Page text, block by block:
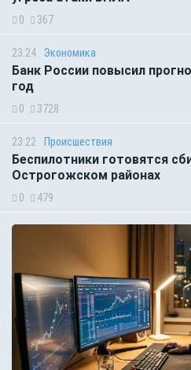
0 367
23:24 Экономика
Банк России повысил
год
0 3728
23:22 Происшествия
Беспилотники готовятся
Острогожском районах
0 479